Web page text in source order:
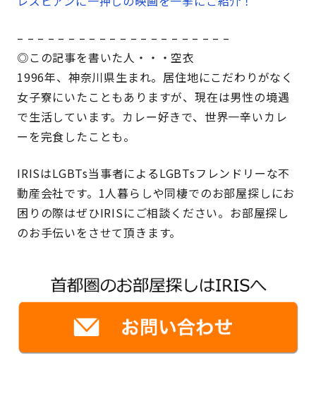
– – – – – – – – – – – – – – – – – – – – –
◎この記事を書いた人・・・空衣
1996年、神奈川県生まれ。居住地にこだわりがなく
女子寮にいたこともありますが、現在は男性の境遇
で生活しています。カレー好きで、世界一辛いカレ
ーを完食したことも。
IRISはLGBTs当事者によるLGBTsフレンドリーな不
動産会社です。1人暮らしや同棲でのお部屋探しにお
困りの際はぜひIRISにご相談ください。お部屋探し
のお手伝いをさせて頂きます。